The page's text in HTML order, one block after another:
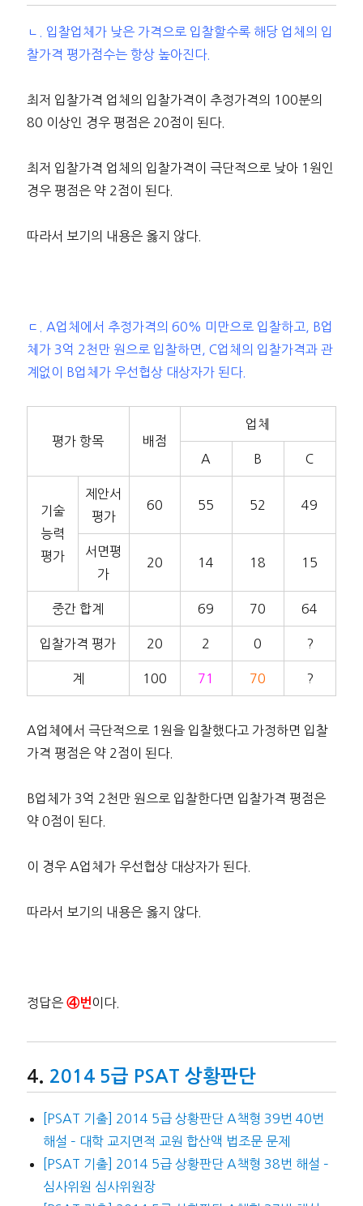
ㄴ. 입찰업체가 낮은 가격으로 입찰할수록 해당 업체의 입
찰가격 평가점수는 항상 높아진다.
최저 입찰가격 업체의 입찰가격이 추정가격의 100분의
80 이상인 경우 평점은 20점이 된다.
최저 입찰가격 업체의 입찰가격이 극단적으로 낮아 1원인
경우 평점은 약 2점이 된다.
따라서 보기의 내용은 옳지 않다.
ㄷ. A업체에서 추정가격의 60% 미만으로 입찰하고, B업
체가 3억 2천만 원으로 입찰하면, C업체의 입찰가격과 관
계없이 B업체가 우선협상 대상자가 된다.
평가 항목 배점
업체
A B C
기술
능력
평가
제안서
평가
60 55 52 49
서면평
가
20 14 18 15
중간 합계 69 70 64
입찰가격 평가 20 2 0 ?
계 100 71 70 ?
A업체에서 극단적으로 1원을 입찰했다고 가정하면 입찰
가격 평점은 약 2점이 된다.
B업체가 3억 2천만 원으로 입찰한다면 입찰가격 평점은
약 0점이 된다.
이 경우 A업체가 우선협상 대상자가 된다.
따라서 보기의 내용은 옳지 않다.
정답은④번 이다.
2014 5급 PSAT 상황판단
[PSAT 기출] 2014 5급 상황판단 A책형 39번 40번
해설 – 대학 교지면적 교원 합산액 법조문 문제
[PSAT 기출] 2014 5급 상황판단 A책형 38번 해설 –
심사위원 심사위원장